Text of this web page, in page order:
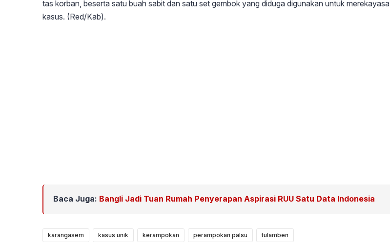
tas korban, beserta satu buah sabit dan satu set gembok yang diduga digunakan untuk merekayasa
kasus. (Red/Kab).
Baca Juga: Bangli Jadi Tuan Rumah Penyerapan Aspirasi RUU Satu Data Indonesia
karangasem kasus unik kerampokan perampokan palsu tulamben